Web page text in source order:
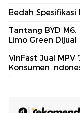
Bedah
Tantang BYD
Limo Green
VinFast Jual MPV
Konsumen